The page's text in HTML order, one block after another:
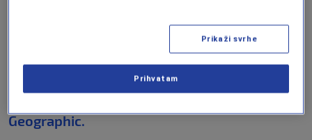
manifestacija zauzima površinu od 30
kvadratnih metara i oslobađa gotovo čisti plin
iz tačaka koje se nalaze u najdubljim
područjima operacije,prenosi National
Geographic.
Prikaži svrhe
Prihvatam